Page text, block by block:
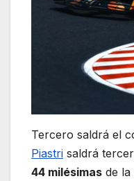
Tercero saldrá el
Piastri saldrá
44 milésimas de la